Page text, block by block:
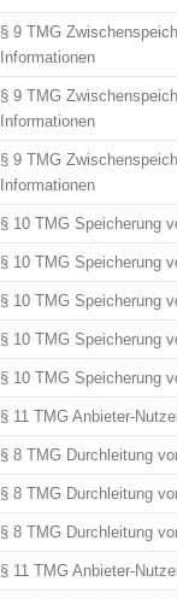
§ 9 TMG
Informationen
§ 9 TMG
Informationen
§ 9 TMG
Informationen
§ 10 TMG Speicherung
§ 10 TMG Speicherung
§ 10 TMG Speicherung
§ 10 TMG Speicherung
§ 10 TMG Speicherung
§ 11 TMG Anbieter-
§ 8 TMG Durchleitung
§ 8 TMG Durchleitung
§ 8 TMG Durchleitung
§ 11 TMG Anbieter-